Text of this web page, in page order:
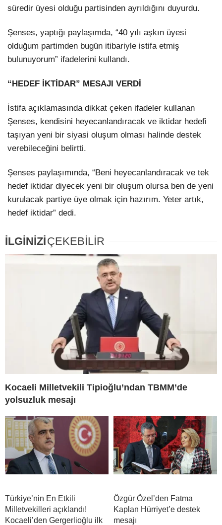
süredir üyesi olduğu partisinden ayrıldığını duyurdu.
Şenses, yaptığı paylaşımda, “40 yılı aşkın üyesi
olduğum partimden bugün itibariyle istifa etmiş
bulunuyorum” ifadelerini kullandı.
“HEDEF İKTİDAR” MESAJI VERDİ
İstifa açıklamasında dikkat çeken ifadeler kullanan
Şenses, kendisini heyecanlandıracak ve iktidar hedefi
taşıyan yeni bir siyasi oluşum olması halinde destek
verebileceğini belirtti.
Şenses paylaşımında, “Beni heyecanlandıracak ve tek
hedef iktidar diyecek yeni bir oluşum olursa ben de yeni
kurulacak partiye üye olmak için hazırım. Yeter artık,
hedef iktidar” dedi.
İLGİNİZİÇEKEBİLİR
Kocaeli Milletvekili Tipioğlu’ndan TBMM’de
yolsuzluk mesajı
Türkiye’nin En Etkili
Milletvekilleri açıklandı!
Kocaeli’den Gergerlioğlu ilk
Özgür Özel’den Fatma
Kaplan Hürriyet’e destek
mesajı